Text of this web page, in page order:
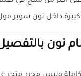
داخل نون سوبر
نون